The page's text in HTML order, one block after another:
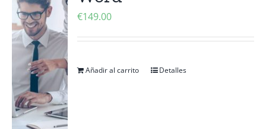
€149.00
Añadir al carrito Detalles